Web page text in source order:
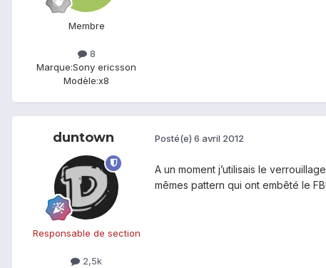
Membre
8
Marque:Sony ericsson
Modèle:x8
duntown
Responsable de section
2,5k
Posté(e) 6 avril 2012
A un moment j’utilisais le
mêmes pattern qui ont embêté le